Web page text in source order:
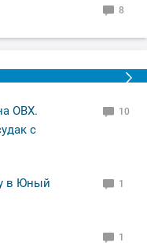
8
ОВХ.
с
10
в Юный
1
1